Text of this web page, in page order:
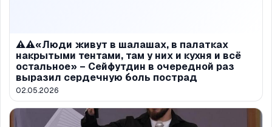
⚠️⚠️«Люди живут в шалашах, в палатках
накрытыми тентами, там у них и кухня и всё
остальное» – Сейфутдин в очередной раз
выразил сердечную боль пострад
02.05.2026